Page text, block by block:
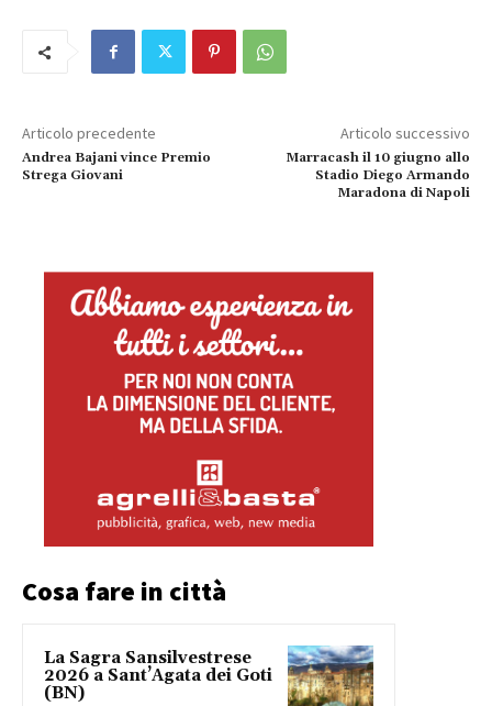
Articolo precedente
Andrea Bajani vince Premio
Strega Giovani
Articolo successivo
Marracash il 10 giugno allo
Stadio Diego Armando
Maradona di Napoli
Cosa fare in città
La Sagra Sansilvestrese
2026 a Sant’Agata dei Goti
(BN)